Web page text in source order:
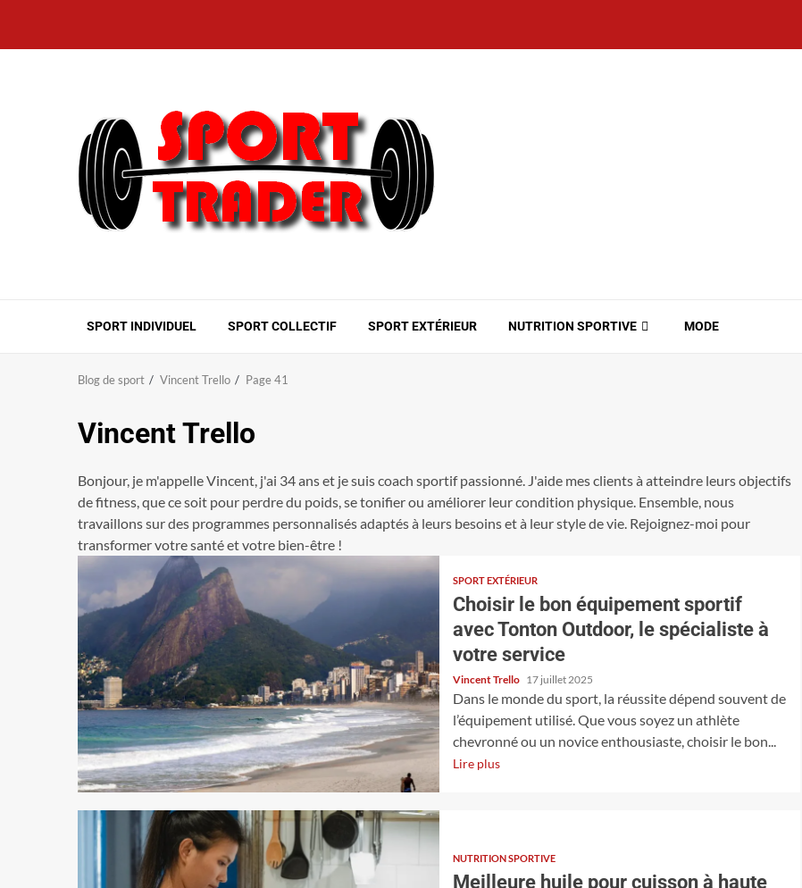
contenu
SPORT INDIVIDUEL SPORT COLLECTIF SPORT EXTÉRIEUR NUTRITION SPORTIVE MODE
Blog de sport Vincent Trello Page 41
Vincent Trello
Bonjour, je m'appelle Vincent, j'ai 34 ans et je suis coach sportif passionné. J'aide mes clients à atteindre leurs objectifs
de fitness, que ce soit pour perdre du poids, se tonifier ou améliorer leur condition physique. Ensemble, nous
travaillons sur des programmes personnalisés adaptés à leurs besoins et à leur style de vie. Rejoignez-moi pour
transformer votre santé et votre bien-être !
SPORT EXTÉRIEUR
Choisir le bon équipement sportif
avec Tonton Outdoor, le spécialiste à
votre service
Vincent Trello 17 juillet 2025
Dans le monde du sport, la réussite dépend souvent de
l’équipement utilisé. Que vous soyez un athlète
chevronné ou un novice enthousiaste, choisir le bon...
Lire plus
NUTRITION SPORTIVE
Meilleure huile pour cuisson à haute